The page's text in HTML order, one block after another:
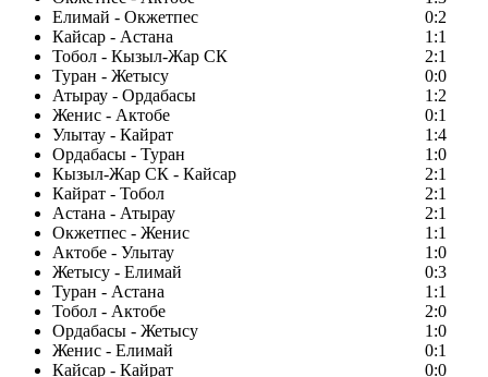
Елимай - Окжетпес
0:2
Кайсар - Астана
1:1
Тобол - Кызыл-Жар СК
2:1
Туран - Жетысу
0:0
Атырау - Ордабасы
1:2
Женис - Актобе
0:1
Улытау - Кайрат
1:4
Ордабасы - Туран
1:0
Кызыл-Жар СК - Кайсар
2:1
Кайрат - Тобол
2:1
Астана - Атырау
2:1
Окжетпес - Женис
1:1
Актобе - Улытау
1:0
Жетысу - Елимай
0:3
Туран - Астана
1:1
Тобол - Актобе
2:0
Ордабасы - Жетысу
1:0
Женис - Елимай
0:1
Кайсар - Кайрат
0:0